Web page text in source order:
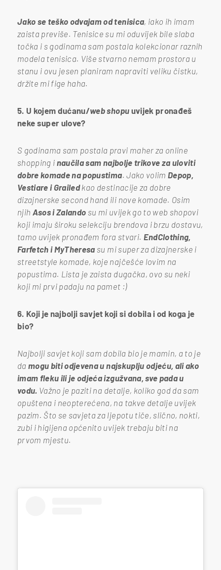
Jako se teško odvajam od tenisica, iako ih imam
zaista previše. Tenisice su mi oduvijek bile slaba
točka i s godinama sam postala kolekcionar raznih
modela tenisica. Više stvarno nemam prostora u
stanu i ovu jesen planiram napraviti veliku čistku,
držite mi fige haha.
5. U kojem dućanu/web shopu uvijek pronađeš
neke super ulove?
S godinama sam postala pravi maher za online
shopping i naučila sam najbolje trikove za uloviti
dobre komade na popustima. Jako volim Depop,
Vestiare i Grailedkao destinacije za dobre
dizajnerske second hand ili nove komade. Osim
njih Asos i Zalando su mi uvijek go to web shopovi
koji imaju široku selekciju brendova i brzu dostavu,
tamo uvijek pronađem fora stvari. EndClothing,
Farfetch i MyTheresa su mi super za dizajnerske i
streetstyle komade, koje najčešće lovim na
popustima. Lista je zaista dugačka, ovo su neki
koji mi prvi padaju na pamet :)
6. Koji je najbolji savjet koji si dobila i od koga je
bio?
Najbolji savjet koji sam dobila bio je mamin, a to je
damogu biti odjevena u najskuplju odjeću, ali ako
imam fleku ili je odjeća izgužvana, sve pada u
vodu. Važno je paziti na detalje, koliko god da sam
opuštena i neopterećena, na takve detalje uvijek
pazim. Što se savjeta za ljepotu tiče, slično, nokti,
zubi i higijena općenito uvijek trebaju biti na
prvom mjestu.